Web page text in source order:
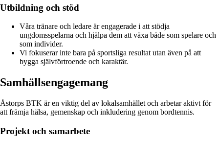
Utbildning och stöd
Våra tränare och ledare är engagerade i att stödja
ungdomsspelarna och hjälpa dem att växa både som spelare och
som individer.
Vi fokuserar inte bara på sportsliga resultat utan även på att
bygga självförtroende och karaktär.
Samhällsengagemang
Åstorps BTK är en viktig del av lokalsamhället och arbetar aktivt för
att främja hälsa, gemenskap och inkludering genom bordtennis.
Projekt och samarbete